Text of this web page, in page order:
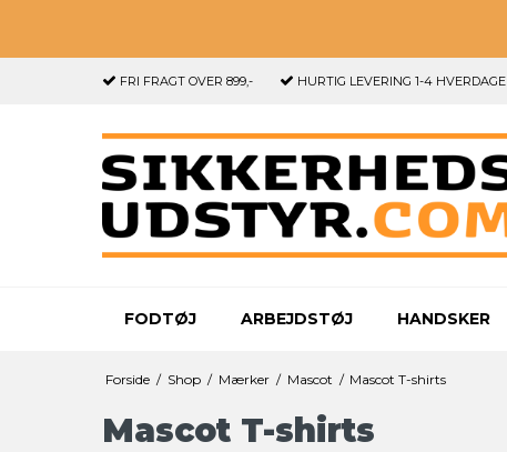
FRI FRAGT OVER 899,- HURTIG LEVERING 1-4 HVERDAGE
FODTØJ ARBEJDSTØJ HANDSKER
Forside / Shop / Mærker / Mascot / Mascot T-shirts
Mascot T-shirts